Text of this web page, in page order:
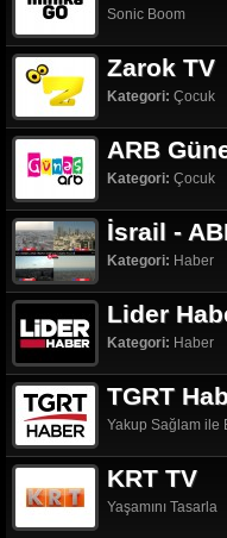
Sonic Boom
Zarok TV
Kategori: Çocuk
ARB
Kategori: Çocuk
İsrail -
Kategori: Haber
Lider
Kategori: Haber
TGRT
Yakup Sağlam ile
KRT TV
Yaşamını Tasarla